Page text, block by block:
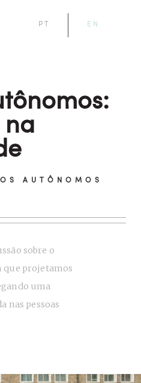
PT EN
AUTÔNOMOS
sobre o
que projetamos
uma
nas pessoas